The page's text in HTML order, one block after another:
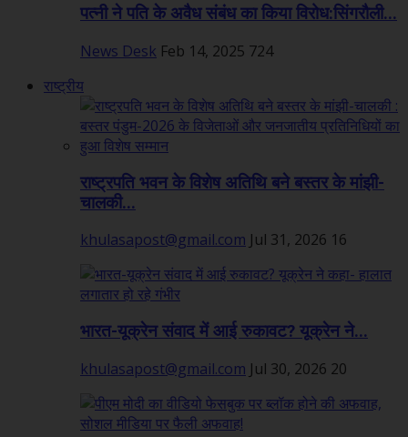
पत्नी ने पति के अवैध संबंध का किया विरोध:सिंगरौली...
News Desk Feb 14, 2025 724
राष्ट्रीय
राष्ट्रपति भवन के विशेष अतिथि बने बस्तर के मांझी-
चालकी...
khulasapost@gmail.com Jul 31, 2026 16
भारत-यूक्रेन संवाद में आई रुकावट? यूक्रेन ने...
khulasapost@gmail.com Jul 30, 2026 20